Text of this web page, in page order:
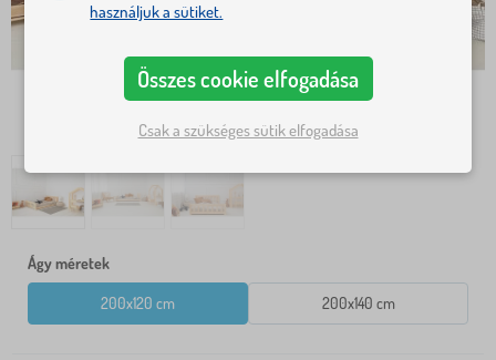
Ágy méretek
200x120 cm 200x140 cm
használjuk a sütiket.
Összes cookie elfogadása
Csak a szükséges sütik elfogadása